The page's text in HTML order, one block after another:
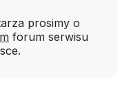
prosimy o
forum serwisu